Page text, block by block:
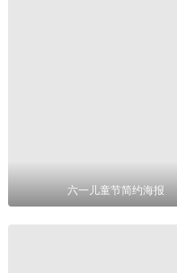
六一儿童节简约海报